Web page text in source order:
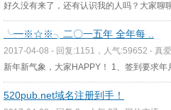
好久没有来了，还有认识我的人吗？大家聊
╰━※☆※╮二〇一五年 全年每 ..
2017-04-08 - 回复:1151，人气:59652 - 真
新年新气象，大家HAPPY！ 1、签到要求
520pub.net域名注册到手！